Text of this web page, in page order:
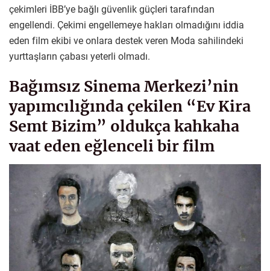
çekimleri İBB’ye bağlı güvenlik güçleri tarafından
engellendi. Çekimi engellemeye hakları olmadığını iddia
eden film ekibi ve onlara destek veren Moda sahilindeki
yurttaşların çabası yeterli olmadı.
Bağımsız Sinema Merkezi’nin
yapımcılığında çekilen “Ev Kira
Semt Bizim” oldukça kahkaha
vaat eden eğlenceli bir film